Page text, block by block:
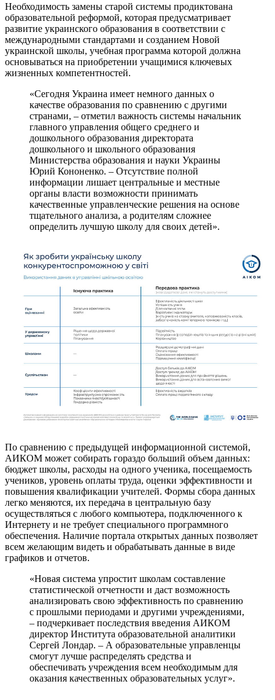
Необходимость замены старой системы продиктована
образовательной реформой, которая предусматривает
развитие украинского образования в соответствии с
международными стандартами и созданием Новой
украинской школы, учебная программа которой должна
основываться на приобретении учащимися ключевых
жизненных компетентностей.
«Сегодня Украина имеет немного данных о
качестве образования по сравнению с другими
странами, – отметил важность системы начальник
главного управления общего среднего и
дошкольного образования директората
дошкольного и школьного образования
Министерства образования и науки Украины
Юрий Кононенко. – Отсутствие полной
информации лишает центральные и местные
органы власти возможности принимать
качественные управленческие решения на основе
тщательного анализа, а родителям сложнее
определить лучшую школу для своих детей».
По сравнению с предыдущей информационной системой,
АИКОМ может собирать гораздо больший объем данных:
бюджет школы, расходы на одного ученика, посещаемость
учеников, уровень оплаты труда, оценки эффективности и
повышения квалификации учителей. Формы сбора данных
легко меняются, их передача в центральную базу
осуществляться с любого компьютера, подключенного к
Интернету и не требует специального программного
обеспечения. Наличие портала открытых данных позволяет
всем желающим видеть и обрабатывать данные в виде
графиков и отчетов.
«Новая система упростит школам составление
статистической отчетности и даст возможность
анализировать свою эффективность по сравнению
с прошлыми периодами и другими учреждениями,
– подчеркивает последствия введения АИКОМ
директор Института образовательной аналитики
Сергей Лондар. – А образовательные управленцы
смогут лучше распределять средства и
обеспечивать учреждения всем необходимым для
оказания качественных образовательных услуг».